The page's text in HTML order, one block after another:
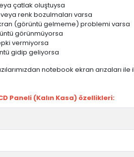
çatlak oluştuysa
renk bozulmaları varsa
(görüntü gelmeme) problemi varsa
görünmüyorsa
vermiyorsa
gidip geliyorsa
notebook ekran
Paneli (Kalın Kasa) özellikleri: